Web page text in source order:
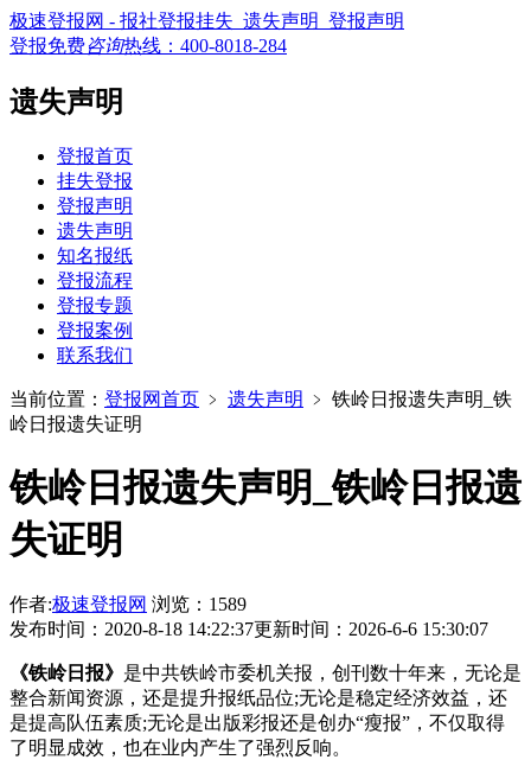
极速登报网 - 报社登报挂失_遗失声明_登报声明
登报免费咨询热线： 400-8018-284
遗失声明
登报首页
挂失登报
登报声明
遗失声明
知名报纸
登报流程
登报专题
登报案例
联系我们
当前位置： 登报网首页 ﹥ 遗失声明 ﹥ 铁岭日报遗失声明_铁
岭日报遗失证明
铁岭日报遗失声明_铁岭日报遗
失证明
作者:极速登报网 浏览：1589
发布时间：2020-8-18 14:22:37更新时间：2026-6-6 15:30:07
《铁岭日报》 是中共铁岭市委机关报，创刊数十年来，无论是
整合新闻资源，还是提升报纸品位;无论是稳定经济效益，还
是提高队伍素质;无论是出版彩报还是创办“瘦报”，不仅取得
了明显成效，也在业内产生了强烈反响。